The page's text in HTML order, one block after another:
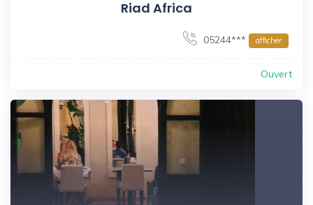
Riad Africa
05244*** afficher
Ouvert